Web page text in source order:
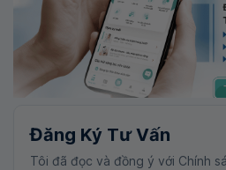
Đăng Ký Tư Vấn
Tôi đã đọc và đồng ý với Chính